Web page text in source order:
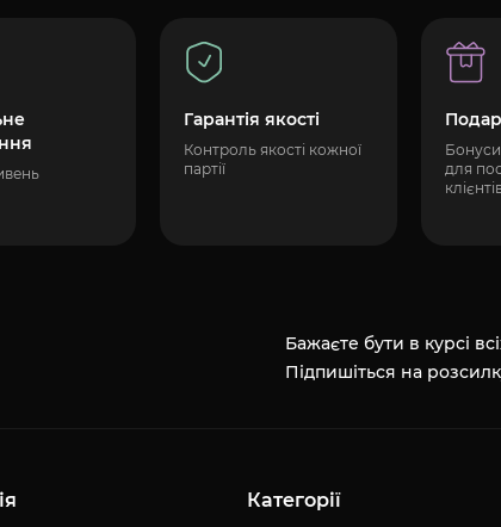
Гарантія якості
Контроль якості кожної
партії
для
Бажаєте бути в курсі
Підпишіться на
Категорії